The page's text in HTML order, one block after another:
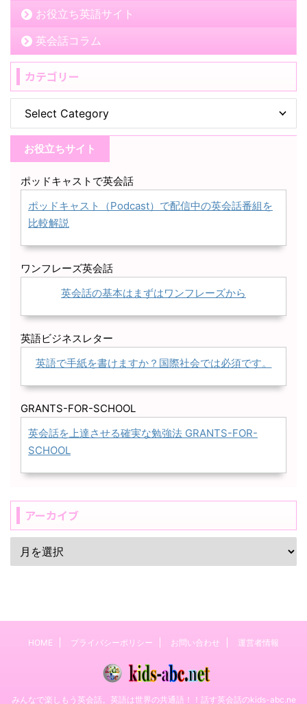
お役立ち英語サイト
英会話コラム
カテゴリー
お役立ちサイト
ポッドキャストで英会話
ポッドキャスト（Podcast）で配信中の英会話番組を
比較解説
ワンフレーズ英会話
英会話の基本はまずはワンフレーズから
英語ビジネスレター
英語で手紙を書けますか？国際社会では必須です。
GRANTS-FOR-SCHOOL
英会話を上達させる確実な勉強法 GRANTS-FOR-
SCHOOL
アーカイブ
HOME プライバシーポリシー お問い合わせ 運営者情報
みんなで楽しもう英会話。英語は世界の共通語！！話す英会話のkids-abc.ne